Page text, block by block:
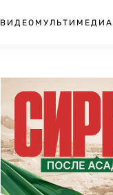
ВИДЕО МУЛЬТИМЕДИА